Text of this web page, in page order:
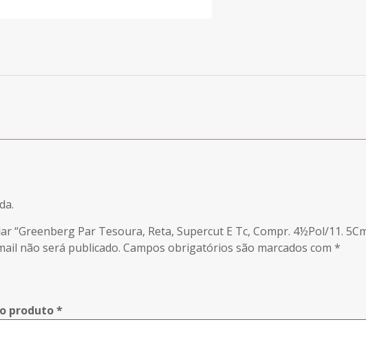
“Greenberg Par Tesoura, Reta, Supercut E Tc, Compr. 4½Pol/11.
não será publicado. Campos obrigatórios são marcados com *
produto*